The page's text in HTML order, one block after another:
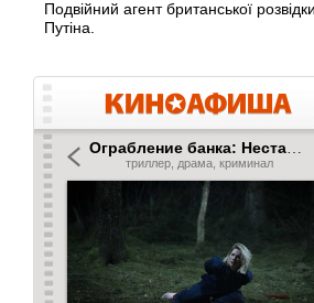
Подвійний агент британської
Путіна.